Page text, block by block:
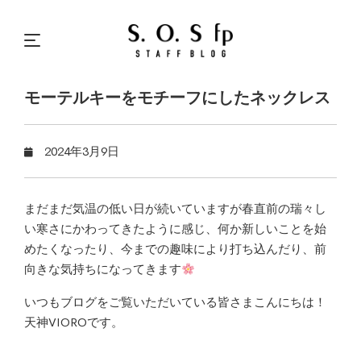
モーテルキーをモチーフにしたネックレス
2024年3月9日
まだまだ気温の低い日が続いていますが春直前の瑞々し
い寒さにかわってきたように感じ、何か新しいことを始
めたくなったり、今までの趣味により打ち込んだり、前
向きな気持ちになってきます
いつもブログをご覧いただいている皆さまこんにちは！
天神VIOROです。